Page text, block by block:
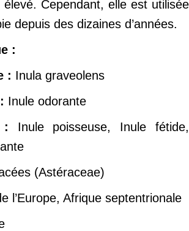
Cependant, elle est utilisée
depuis des dizaines d’années.
:
: Inula graveolens
Inule odorante
: Inule poisseuse, Inule fétide,
(Astéraceae)
l’Europe, Afrique septentrionale